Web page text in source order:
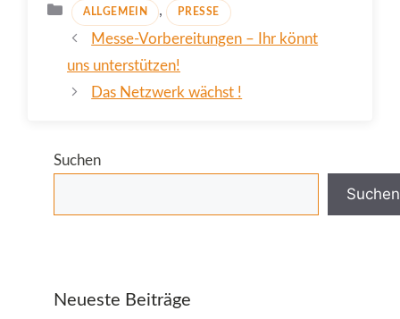
Kategorien
ALLGEMEIN , PRESSE
Messe-Vorbereitungen – Ihr könnt
uns unterstützen!
Das Netzwerk wächst !
Suchen
Suchen
Neueste Beiträge